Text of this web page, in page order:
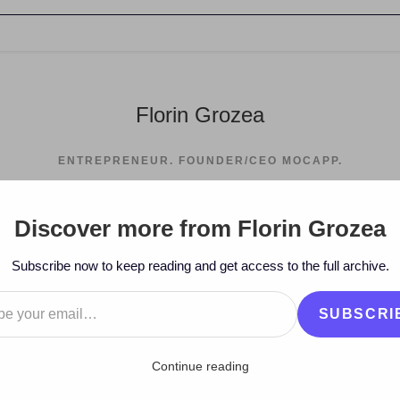
Florin Grozea
ENTREPRENEUR. FOUNDER/CEO MOCAPP.
> > www >
managerii artistilor
Discover more from Florin Grozea
Subscribe now to keep reading and get access to the full archive.
Continue reading